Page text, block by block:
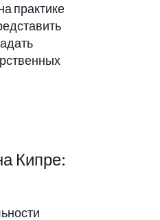
практике
Кипре: